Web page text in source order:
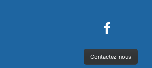
Contactez-nous